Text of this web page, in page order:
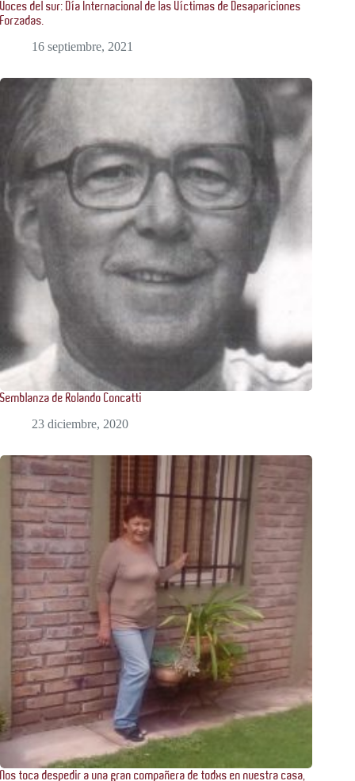
Voces del sur: Día Internacional de las Víctimas de Desapariciones
Forzadas.
16 septiembre, 2021
Semblanza de Rolando Concatti
23 diciembre, 2020
Nos toca despedir a una gran compañera de todxs en nuestra casa,